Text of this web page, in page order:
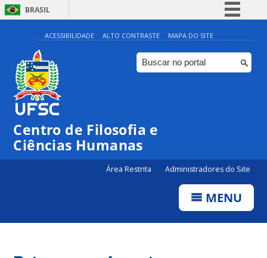
BRASIL
Simplifique!
Comunica BR
Participe
ACESSIBILIDADE ALTO CONTRASTE MAPA DO SITE
Centro de Filosofia e
Ciências Humanas
Área Restrita Administradores do Site
MENU